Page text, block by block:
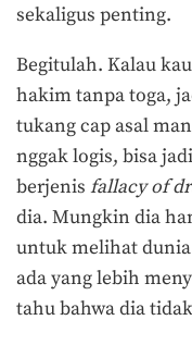
sekaligus penting.
Begitulah. Kalau
hakim tanpa toga,
tukang cap asal
nggak logis, bisa
berjenis fallacy of
dia. Mungkin dia
untuk melihat
ada yang lebih
tahu bahwa dia